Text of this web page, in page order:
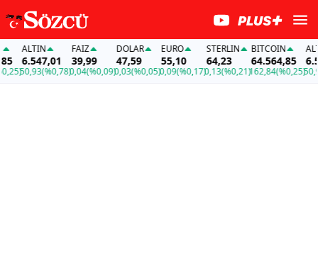
ALTIN
6.547,01
50,93(%0,78)
FAİZ
39,99
0,04(%0,09)
DOLAR
47,59
0,03(%0,05)
EURO
55,10
0,09(%0,17)
STERLIN
64,23
0,13(%0,21)
BITCOIN
64.564,85
162,84(%0,25)
ALTIN
50,93